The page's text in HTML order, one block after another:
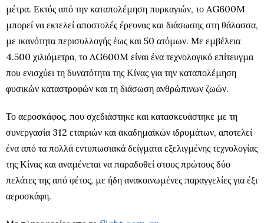
μέτρα. Εκτός από την καταπολέμηση πυρκαγιών, το AG600M
μπορεί να εκτελεί αποστολές έρευνας και διάσωσης στη θάλασσα,
με ικανότητα περισυλλογής έως και 50 ατόμων. Με εμβέλεια
4.500 χιλιόμετρα, το AG600M είναι ένα τεχνολογικό επίτευγμα
που ενισχύει τη δυνατότητα της Κίνας για την καταπολέμηση
φυσικών καταστροφών και τη διάσωση ανθρώπινων ζωών.
Το αεροσκάφος, που σχεδιάστηκε και κατασκευάστηκε με τη
συνεργασία 312 εταιριών και ακαδημαϊκών ιδρυμάτων, αποτελεί
ένα από τα πολλά εντυπωσιακά δείγματα εξελιγμένης τεχνολογίας
της Κίνας και αναμένεται να παραδοθεί στους πρώτους δύο
πελάτες της από φέτος, με ήδη ανακοινωμένες παραγγελίες για έξι
αεροσκάφη.